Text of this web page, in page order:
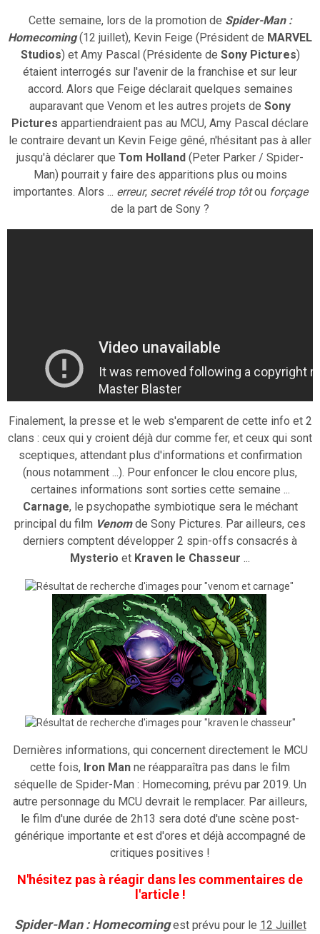
Cette semaine, lors de la promotion de Spider-Man :
Homecoming(12 juillet), Kevin Feige (Président de MARVEL
Studios) et Amy Pascal (Présidente de Sony Pictures)
étaient interrogés sur l'avenir de la franchise et sur leur
accord. Alors que Feige déclarait quelques semaines
auparavant que Venom et les autres projets de Sony
Pictures appartiendraient pas au MCU, Amy Pascal déclare
le contraire devant un Kevin Feige gêné, n'hésitant pas à aller
jusqu'à déclarer que Tom Holland (Peter Parker / Spider-
Man) pourrait y faire des apparitions plus ou moins
importantes. Alors ... erreur, secret révélé trop tôtou forçage
de la part de Sony ?
Finalement, la presse et le web s'emparent de cette info et 2
clans : ceux qui y croient déjà dur comme fer, et ceux qui sont
sceptiques, attendant plus d'informations et confirmation
(nous notamment ...). Pour enfoncer le clou encore plus,
certaines informations sont sorties cette semaine ...
Carnage, le psychopathe symbiotique sera le méchant
principal du film Venomde Sony Pictures. Par ailleurs, ces
derniers comptent développer 2 spin-offs consacrés à
Mysterio et Kraven le Chasseur ...
Dernières informations, qui concernent directement le MCU
cette fois, Iron Man ne réapparaîtra pas dans le film
séquelle de Spider-Man : Homecoming, prévu par 2019. Un
autre personnage du MCU devrait le remplacer. Par ailleurs,
le film d'une durée de 2h13 sera doté d'une scène post-
générique importante et est d'ores et déjà accompagné de
critiques positives !
N'hésitez pas à réagir dans les commentaires de
l'article !
Spider-Man : Homecomingest prévu pour le 12 Juillet